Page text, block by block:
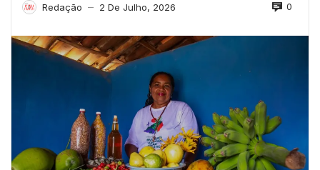
Redação — 2 De Julho, 2026 0